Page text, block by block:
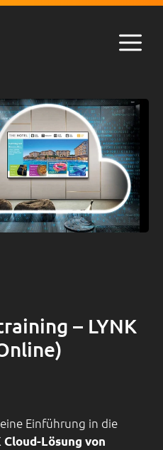
– LYNK
Einführung in die
Lösung von